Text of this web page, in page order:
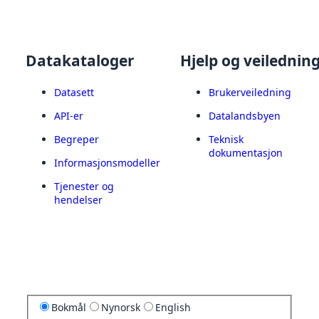
Datakataloger
Datasett
API-er
Begreper
Informasjonsmodeller
Tjenester og
hendelser
Hjelp og
Brukerveiledning
Datalandsbyen
Teknisk
dokumentasjon
Bokmål Nynorsk English